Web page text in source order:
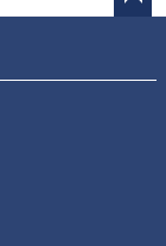
ップ